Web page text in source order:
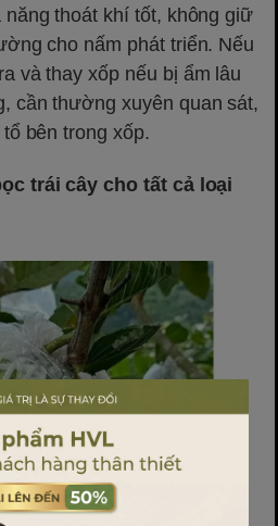
thoát khí tốt, không giữ
cho nấm phát triển. Nếu
và thay xốp nếu bị ẩm lâu
cần thường xuyên quan sát,
bên trong xốp.
trái cây cho tất cả loại